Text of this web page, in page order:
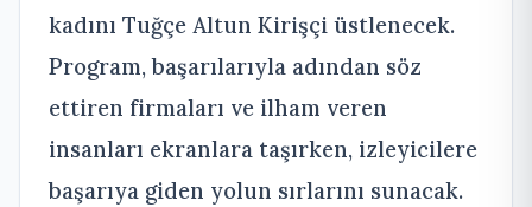
kadını Tuğçe Altun Kirişçi üstlenecek.
Program, başarılarıyla adından söz
ettiren firmaları ve ilham veren
insanları ekranlara taşırken, izleyicilere
başarıya giden yolun sırlarını sunacak.